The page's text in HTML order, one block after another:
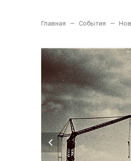
Главная — События —